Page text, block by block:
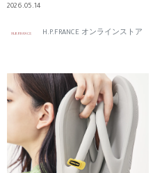
2026.05.14
H.P.FRANCE オンラインストア